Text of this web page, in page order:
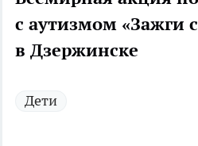
с аутизмом «Зажги
в Дзержинске
Дети